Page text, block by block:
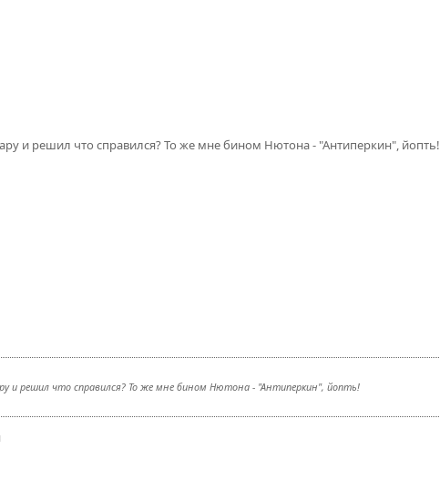
и решил что справился? То же мне бином Нютона - "Антиперкин", йопть!
и решил что справился? То же мне бином Нютона - "Антиперкин", йопть!